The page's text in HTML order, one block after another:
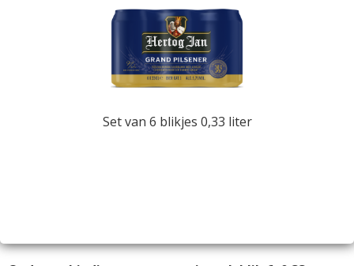
Set van 6 blikjes 0,33 liter